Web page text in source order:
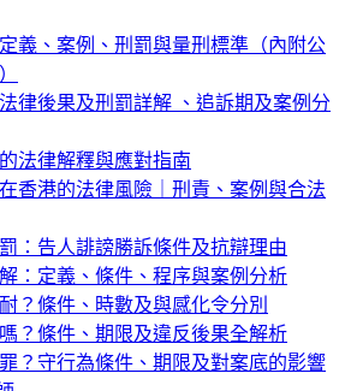
義、案例、刑罰與量刑標準（內附公
律後果及刑罰詳解 、追訴期及案例分
法律解釋與應對指南
香港的法律風險｜刑責、案例與合法
：告人誹謗勝訴條件及抗辯理由
：定義、條件、程序與案例分析
？條件、時數及與感化令分別
？條件、期限及違反後果全解析
？守行為條件、期限及對案底的影響